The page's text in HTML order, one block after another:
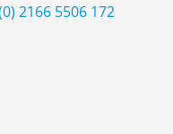
2166 5506 172